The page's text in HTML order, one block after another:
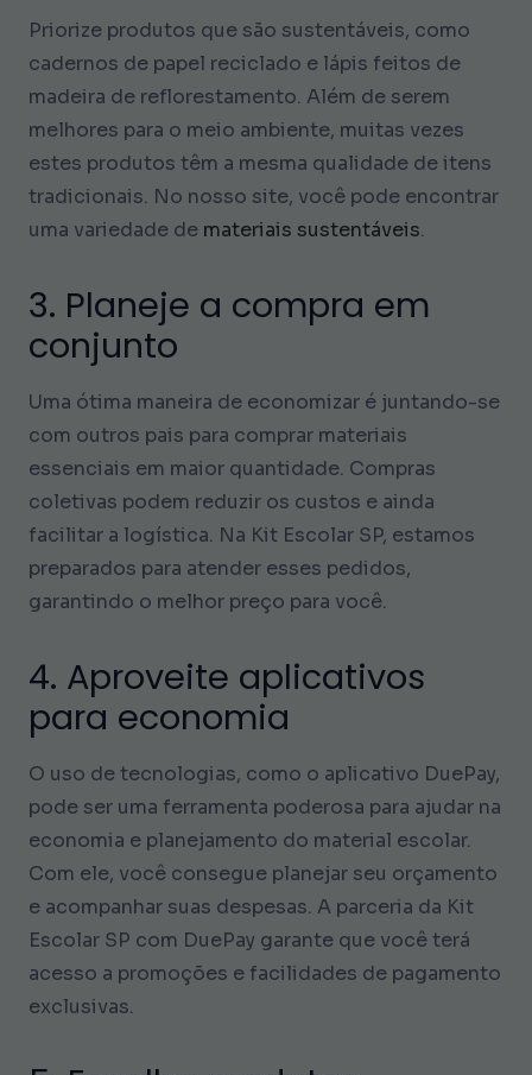
Priorize produtos que são sustentáveis, como
cadernos de papel reciclado e lápis feitos de
madeira de reflorestamento. Além de serem
melhores para o meio ambiente, muitas vezes
estes produtos têm a mesma qualidade de itens
tradicionais. No nosso site, você pode encontrar
uma variedade de materiais sustentáveis.
3. Planeje a compra em
conjunto
Uma ótima maneira de economizar é juntando-se
com outros pais para comprar materiais
essenciais em maior quantidade. Compras
coletivas podem reduzir os custos e ainda
facilitar a logística. Na Kit Escolar SP, estamos
preparados para atender esses pedidos,
garantindo o melhor preço para você.
4. Aproveite aplicativos
para economia
O uso de tecnologias, como o aplicativo DuePay,
pode ser uma ferramenta poderosa para ajudar na
economia e planejamento do material escolar.
Com ele, você consegue planejar seu orçamento
e acompanhar suas despesas. A parceria da Kit
Escolar SP com DuePay garante que você terá
acesso a promoções e facilidades de pagamento
exclusivas.